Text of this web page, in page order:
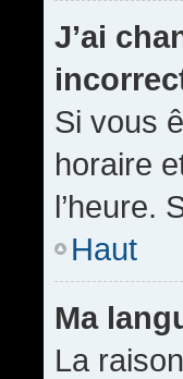
J’ai
Si vous
horaire
l’heure.
Haut
Ma
La